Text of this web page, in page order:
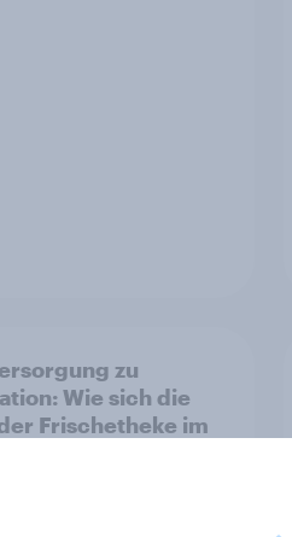
zu
Wie sich die
Frischetheke im